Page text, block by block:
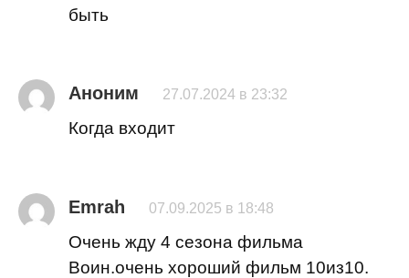
быть
Аноним 27.07.2024 в 23:32
Когда входит
Emrah 07.09.2025 в 18:48
Очень жду 4 сезона фильма
Воин.очень хороший фильм 10из10.